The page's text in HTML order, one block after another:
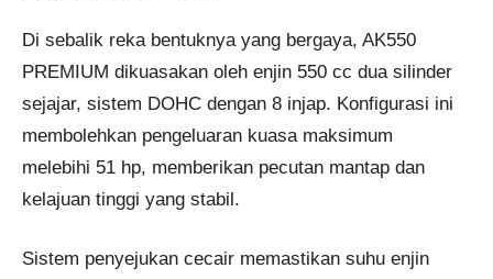
Di sebalik reka bentuknya yang bergaya, AK550
PREMIUM dikuasakan oleh enjin 550 cc dua silinder
sejajar, sistem DOHC dengan 8 injap. Konfigurasi ini
membolehkan pengeluaran kuasa maksimum
melebihi 51 hp, memberikan pecutan mantap dan
kelajuan tinggi yang stabil.
Sistem penyejukan cecair memastikan suhu enjin